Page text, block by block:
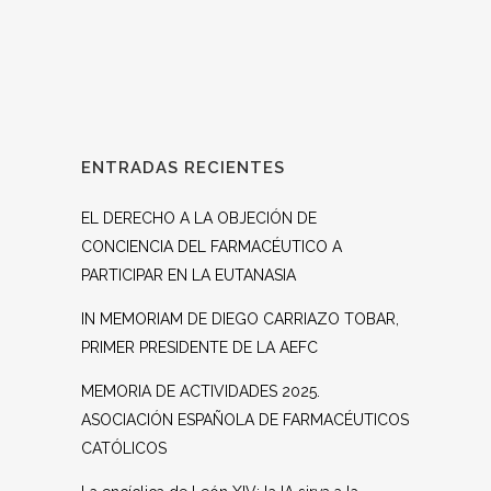
ENTRADAS RECIENTES
EL DERECHO A LA OBJECIÓN DE
CONCIENCIA DEL FARMACÉUTICO A
PARTICIPAR EN LA EUTANASIA
IN MEMORIAM DE DIEGO CARRIAZO TOBAR,
PRIMER PRESIDENTE DE LA AEFC
MEMORIA DE ACTIVIDADES 2025.
ASOCIACIÓN ESPAÑOLA DE FARMACÉUTICOS
CATÓLICOS